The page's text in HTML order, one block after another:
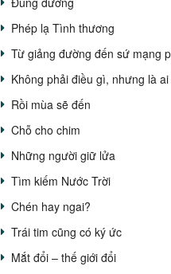
Phép lạ Tình thương
Từ giảng đường đến sứ mạng
Không phải điều gì, nhưng là ai
Rồi mùa sẽ đến
Chỗ cho chim
Những người giữ lửa
Tìm kiếm Nước Trời
Chén hay ngai?
Trái tim cũng có ký ức
Mắt đổi – thế giới đổi